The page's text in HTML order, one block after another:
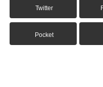
Twitter
Pocket